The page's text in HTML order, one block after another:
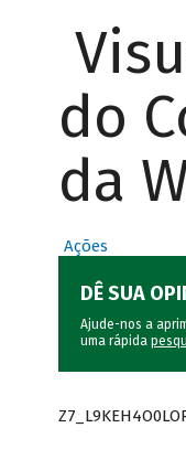
do
da
Ações
DÊ SUA
Ajude-nos a
uma rápida